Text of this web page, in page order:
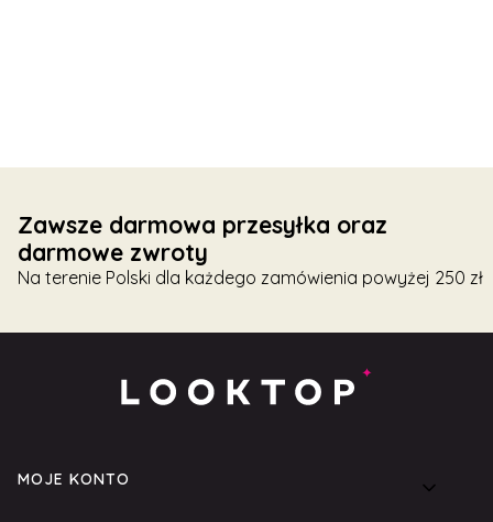
Zawsze darmowa przesyłka oraz
darmowe zwroty
Na terenie Polski dla każdego zamówienia powyżej 250 zł
Linki w stopce
MOJE KONTO